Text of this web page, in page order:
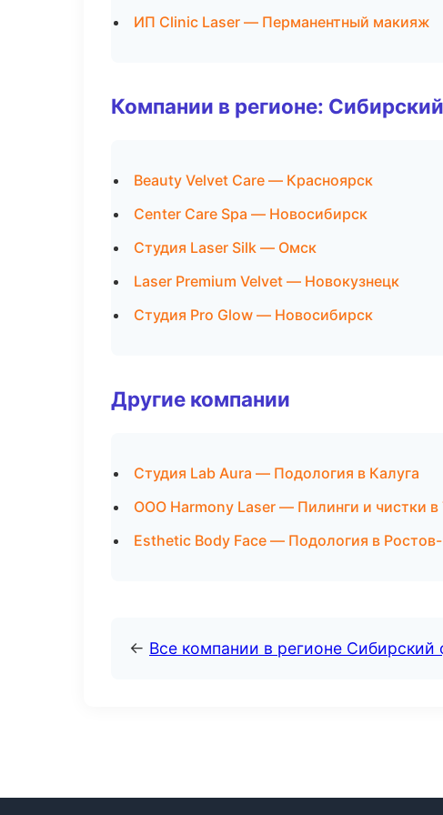
ИП Clinic Laser — Перманентный макияж
Компании в регионе:
Beauty Velvet Care — Красноярск
Center Care Spa — Новосибирск
Студия Laser Silk — Омск
Laser Premium Velvet — Новокузнецк
Студия Pro Glow — Новосибирск
Другие компании
Студия Lab Aura — Подология в Калуга
ООО Harmony Laser — Пилинги и чистки
Esthetic Body Face — Подология в
← Все компании в регионе Сибирский